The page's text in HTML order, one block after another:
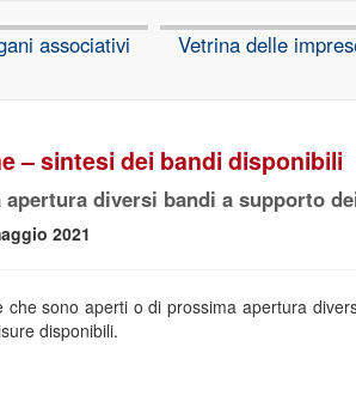
associativi Vetrina delle
– sintesi dei bandi disponibili
diversi bandi a supporto
2021
che sono aperti o di prossima apertura
disponibili.